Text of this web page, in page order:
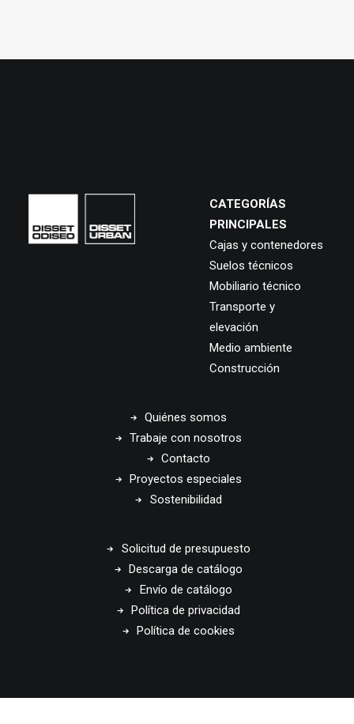
CATEGORÍAS
PRINCIPALES
Cajas y contenedores
Suelos técnicos
Mobiliario técnico
Transporte y
elevación
Medio ambiente
Construcción
Quiénes somos
Trabaje con nosotros
Contacto
Proyectos especiales
Sostenibilidad
Solicitud de presupuesto
Descarga de catálogo
Envío de catálogo
Política de privacidad
Política de cookies